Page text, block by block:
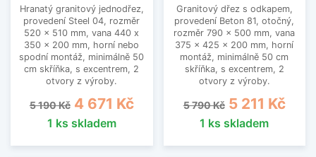
Hranatý granitový jednodřez,
provedení Steel 04, rozměr
520 x 510 mm, vana 440 x
350 x 200 mm, horní nebo
spodní montáž, minimálně 50
cm skříňka, s excentrem, 2
otvory z výroby.
Běžná cena
5 190 Kč Cena
4 671 Kč
1 ks skladem
Granitový dřez s odkapem,
provedení Beton 81, otočný,
rozměr 790 x 500 mm, vana
375 x 425 x 200 mm, horní
montáž, minimálně 50 cm
skříňka, s excentrem, 2
otvory z výroby.
Běžná cena
5 790 Kč Cena
5 211 Kč
1 ks skladem